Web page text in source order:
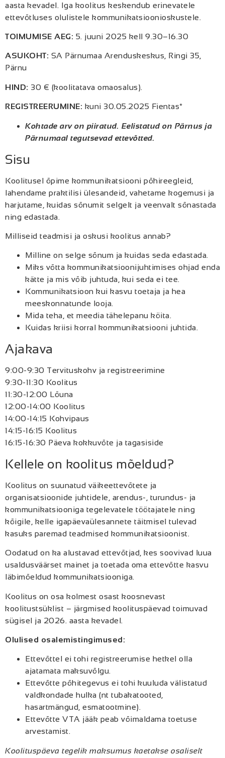
aasta kevadel. Iga koolitus keskendub erinevatele
ettevõtluses olulistele kommunikatsioonioskustele.
TOIMUMISE AEG: 5. juuni 2025 kell 9.30–16.30
ASUKOHT: SA Pärnumaa Arenduskeskus, Ringi 35,
Pärnu
HIND: 30 € (koolitatava omaosalus).
REGISTREERUMINE: kuni 30.05.2025 Fientas*
Kohtade arv on piiratud. Eelistatud on Pärnus ja
Pärnumaal tegutsevad ettevõtted.
Sisu
Koolitusel õpime kommunikatsiooni põhireegleid,
lahendame praktilisi ülesandeid, vahetame kogemusi ja
harjutame, kuidas sõnumit selgelt ja veenvalt sõnastada
ning edastada.
Milliseid teadmisi ja oskusi koolitus annab?
Milline on selge sõnum ja kuidas seda edastada.
Miks võtta kommunikatsioonijuhtimises ohjad enda
kätte ja mis võib juhtuda, kui seda ei tee.
Kommunikatsioon kui kasvu toetaja ja hea
meeskonnatunde looja.
Mida teha, et meedia tähelepanu köita.
Kuidas kriisi korral kommunikatsiooni juhtida.
Ajakava
9:00-9:30 Tervituskohv ja registreerimine
9:30-11:30 Koolitus
11:30-12:00 Lõuna
12:00-14:00 Koolitus
14:00-14:15 Kohvipaus
14:15-16:15 Koolitus
16:15-16:30 Päeva kokkuvõte ja tagasiside
Kellele on koolitus mõeldud?
Koolitus on suunatud väikeettevõtete ja
organisatsioonide juhtidele, arendus-, turundus- ja
kommunikatsiooniga tegelevatele töötajatele ning
kõigile, kelle igapäevaülesannete täitmisel tulevad
kasuks paremad teadmised kommunikatsioonist.
Oodatud on ka alustavad ettevõtjad, kes soovivad luua
usaldusväärset mainet ja toetada oma ettevõtte kasvu
läbimõeldud kommunikatsiooniga.
Koolitus on osa kolmest osast koosnevast
koolitustsüklist – järgmised koolituspäevad toimuvad
sügisel ja 2026. aasta kevadel.
Olulised osalemistingimused:
Ettevõttel ei tohi registreerumise hetkel olla
ajatamata maksuvõlgu.
Ettevõtte põhitegevus ei tohi kuuluda välistatud
valdkondade hulka (nt tubakatooted,
hasartmängud, esmatootmine).
Ettevõtte VTA jääk peab võimaldama toetuse
arvestamist.
Koolituspäeva tegelik maksumus kaetakse osaliselt